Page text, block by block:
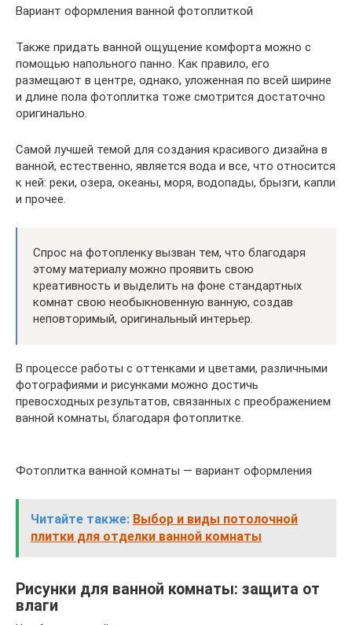
Вариант оформления ванной фотоплиткой
Также придать ванной ощущение комфорта можно с
помощью напольного панно. Как правило, его
размещают в центре, однако, уложенная по всей ширине
и длине пола фотоплитка тоже смотрится достаточно
оригинально.
Самой лучшей темой для создания красивого дизайна в
ванной, естественно, является вода и все, что относится
к ней: реки, озера, океаны, моря, водопады, брызги, капли
и прочее.
Спрос на фотопленку вызван тем, что благодаря
этому материалу можно проявить свою
креативность и выделить на фоне стандартных
комнат свою необыкновенную ванную, создав
неповторимый, оригинальный интерьер.
В процессе работы с оттенками и цветами, различными
фотографиями и рисунками можно достичь
превосходных результатов, связанных с преображением
ванной комнаты, благодаря фотоплитке.
Фотоплитка ванной комнаты — вариант оформления
Читайте также: Выбор и виды потолочной
плитки для отделки ванной комнаты
Рисунки для ванной комнаты: защита от
влаги